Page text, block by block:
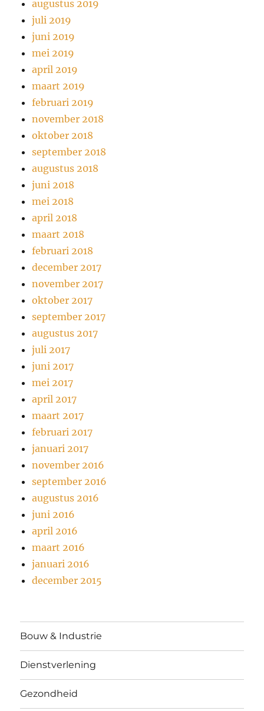
augustus 2019
juli 2019
juni 2019
mei 2019
april 2019
maart 2019
februari 2019
november 2018
oktober 2018
september 2018
augustus 2018
juni 2018
mei 2018
april 2018
maart 2018
februari 2018
december 2017
november 2017
oktober 2017
september 2017
augustus 2017
juli 2017
juni 2017
mei 2017
april 2017
maart 2017
februari 2017
januari 2017
november 2016
september 2016
augustus 2016
juni 2016
april 2016
maart 2016
januari 2016
december 2015
Bouw & Industrie
Dienstverlening
Gezondheid